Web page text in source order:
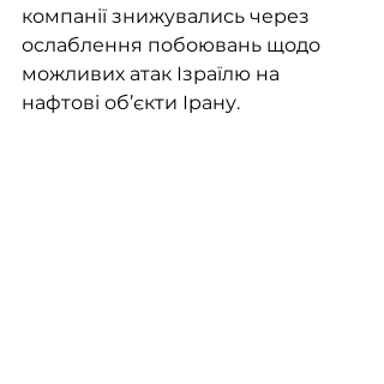
компанії знижувались через
ослаблення побоювань щодо
можливих атак Ізраїлю на
нафтові об’єкти Ірану.